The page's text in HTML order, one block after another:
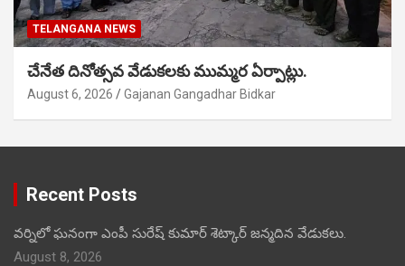
TELANGANA NEWS
చేనేత దినోత్సవ వేడుకలకు ముమ్మర ఏర్పాట్లు.
August 6, 2026 Gajanan Gangadhar Bidkar
Recent Posts
వర్నిలో ఘనంగా ఎంపీ సురేష్ కుమార్ శెట్కార్ జన్మదిన వేడుకలు.
August 8, 2026